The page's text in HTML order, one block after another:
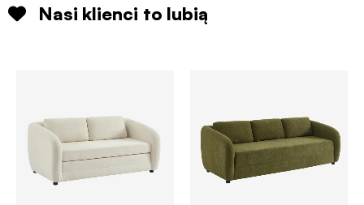
Nasi klienci to lubią